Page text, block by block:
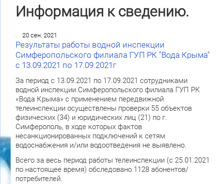
Информация к сведению.
20 сен. 2021
Результаты работы водной инспекции
Симферопольского филиала ГУП РК "Вода Крыма"
с 13.09.2021 по 17.09.2021г
За период с 13.09.2021 по 17.09.2021 сотрудниками
водной инспекции Симферопольского филиала ГУП РК
«Вода Крыма» с применением передвижной
телеинспекции осуществлены проверки 55 объектов
физических (34) и юридических лиц (21) по г.
Симферополь, в ходе которых фактов
несанкционированных подключений к сетям
водоснабжения и/или водоотведения не выявлено.
Всего за весь период работы телеинспекции (с 25.01.2021
по настоящее время) обследовано 1128 абонентов/
потребителей.